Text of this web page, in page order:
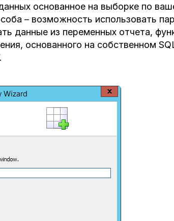
основанное на выборке по
– возможность использовать
данные из переменных отчета,
основанного на собственном